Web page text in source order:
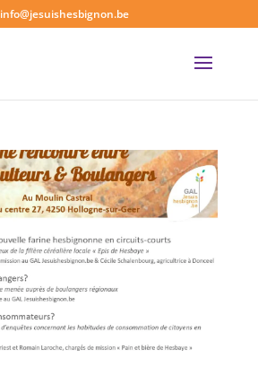
info@jesuishesbignon.be